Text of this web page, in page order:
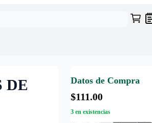
DE
Datos de Compra
$111.00
3 en existencias